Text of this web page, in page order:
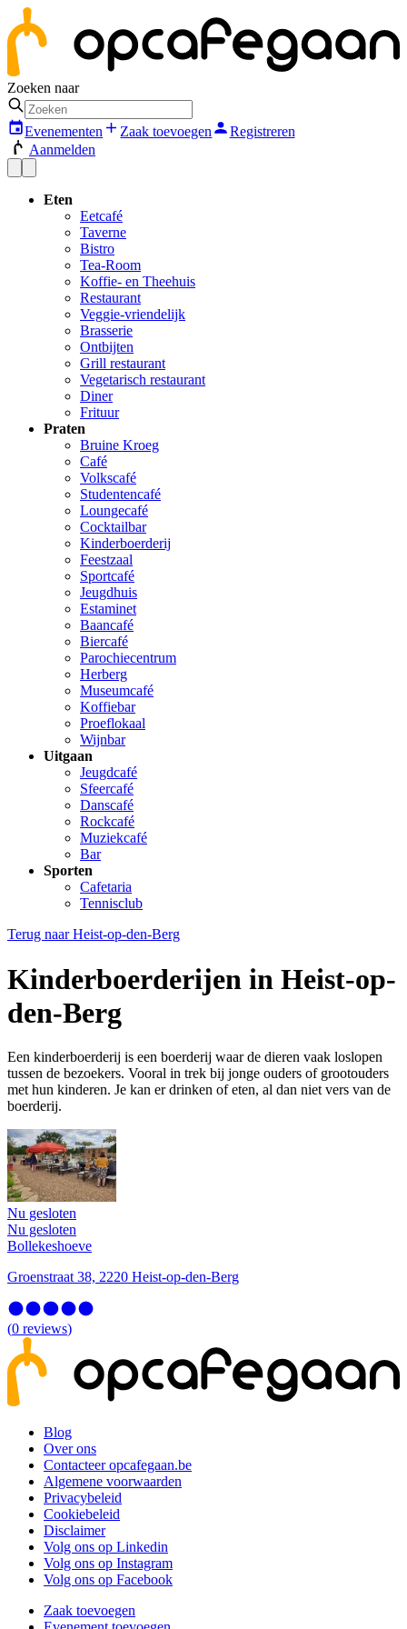
Zoeken naar
Evenementen Zaak toevoegen
Registreren
Aanmelden
Eten
Eetcafé
Taverne
Bistro
Tea-Room
Koffie- en Theehuis
Restaurant
Veggie-vriendelijk
Brasserie
Ontbijten
Grill restaurant
Vegetarisch restaurant
Diner
Frituur
Praten
Bruine Kroeg
Café
Volkscafé
Studentencafé
Loungecafé
Cocktailbar
Kinderboerderij
Feestzaal
Sportcafé
Jeugdhuis
Estaminet
Baancafé
Biercafé
Parochiecentrum
Herberg
Museumcafé
Koffiebar
Proeflokaal
Wijnbar
Uitgaan
Jeugdcafé
Sfeercafé
Danscafé
Rockcafé
Muziekcafé
Bar
Sporten
Cafetaria
Tennisclub
Terug naar Heist-op-den-Berg
Kinderboerderijen in Heist-op-
den-Berg
Een kinderboerderij is een boerderij waar de dieren vaak loslopen
tussen de bezoekers. Vooral in trek bij jonge ouders of grootouders
met hun kinderen. Je kan er drinken of eten, al dan niet vers van de
boerderij.
Nu gesloten
Nu gesloten
Bollekeshoeve
Groenstraat 38, 2220 Heist-op-den-Berg
(0 reviews)
Blog
Over ons
Contacteer opcafegaan.be
Algemene voorwaarden
Privacybeleid
Cookiebeleid
Disclaimer
Volg ons op Linkedin
Volg ons op Instagram
Volg ons op Facebook
Zaak toevoegen